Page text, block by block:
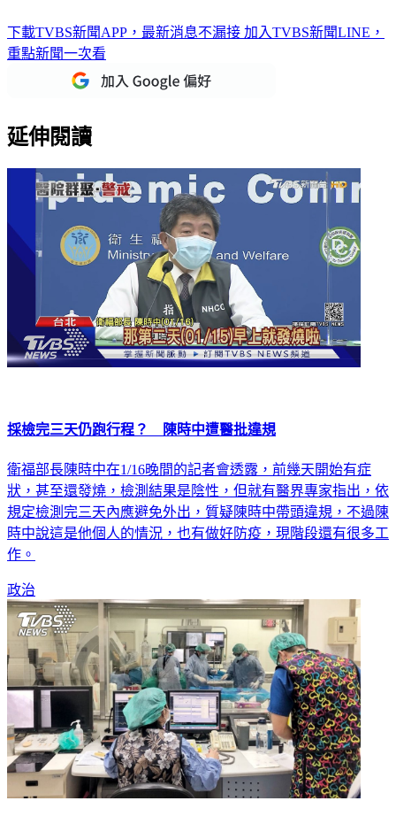
下載TVBS新聞APP，最新消息不漏接 加入TVBS新聞LINE，
重點新聞一次看
延伸閱讀
採檢完三天仍跑行程？ 陳時中遭醫批違規
衛福部長陳時中在1/16晚間的記者會透露，前幾天開始有症
狀，甚至還發燒，檢測結果是陰性，但就有醫界專家指出，依
規定檢測完三天內應避免外出，質疑陳時中帶頭違規，不過陳
時中說這是他個人的情況，也有做好防疫，現階段還有很多工
作。
政治